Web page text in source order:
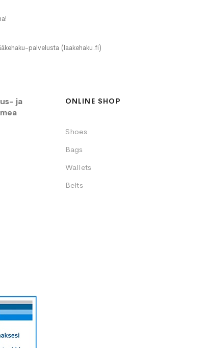
palvelusta (laakehaku.fi)
ja
ONLINE SHOP
Shoes
Bags
Wallets
Belts